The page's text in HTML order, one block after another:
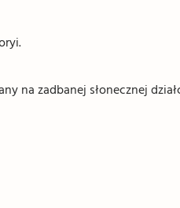
na zadbanej słonecznej